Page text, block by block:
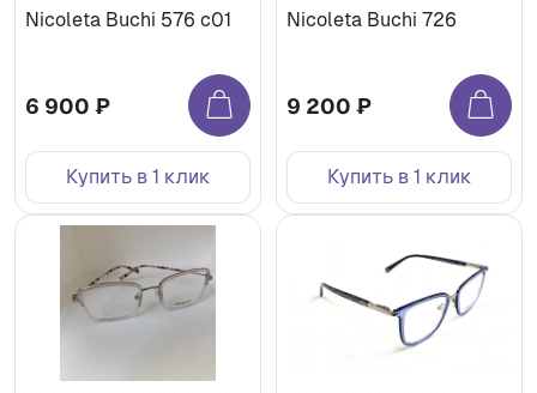
Nicoleta Buchi 576 c01
6 900 ₽
Купить в 1 клик
Nicoleta Buchi 726
9 200 ₽
Купить в 1 клик